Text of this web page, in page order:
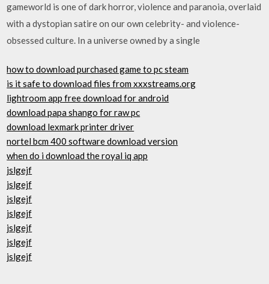
gameworld is one of dark horror, violence and paranoia, overlaid
with a dystopian satire on our own celebrity- and violence-
obsessed culture. In a universe owned by a single
how to download purchased game to pc steam
is it safe to download files from xxxstreams.org
lightroom app free download for android
download papa shango for raw pc
download lexmark printer driver
nortel bcm 400 software download version
when do i download the royal iq app
jslgejf
jslgejf
jslgejf
jslgejf
jslgejf
jslgejf
jslgejf